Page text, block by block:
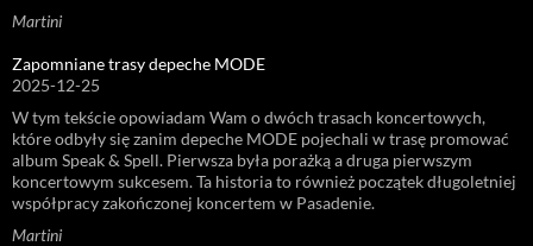
Martini
Zapomniane trasy depeche MODE
2025-12-25
W tym tekście opowiadam Wam o dwóch trasach koncertowych,
które odbyły się zanim depeche MODE pojechali w trasę promować
album Speak & Spell. Pierwsza była porażką a druga pierwszym
koncertowym sukcesem. Ta historia to również początek długoletniej
współpracy zakończonej koncertem w Pasadenie.
Martini